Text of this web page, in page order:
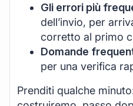
Gli errori più
dell’invio, per
corretto al primo
Domande
per una verifica
Prenditi qualche